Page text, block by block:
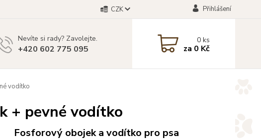
CZK Přihlášení
Nevíte si rady? Zavolejte.
+420 602 775 095
0ks
za 0 Kč
vodítko
+ pevné vodítko
Fosforový obojek a vodítko pro psa